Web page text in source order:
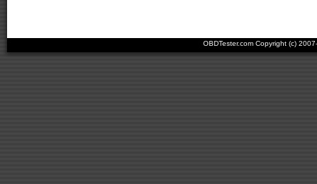
OBDTester.com Copyright (c)